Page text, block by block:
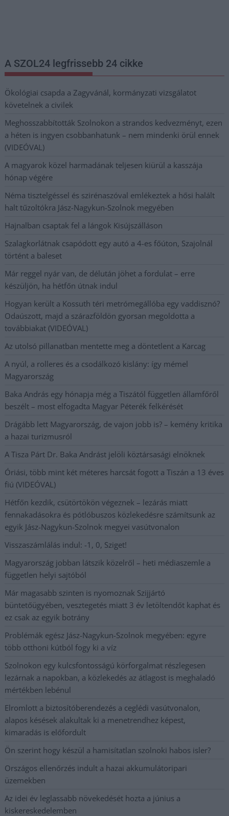
A SZOL24 legfrissebb 24 cikke
Ökológiai csapda a Zagyvánál, kormányzati vizsgálatot
követelnek a civilek
Meghosszabbították Szolnokon a strandos kedvezményt, ezen
a héten is ingyen csobbanhatunk – nem mindenki örül ennek
(VIDEÓVAL)
A magyarok közel harmadának teljesen kiürül a kasszája
hónap végére
Néma tisztelgéssel és szirénaszóval emlékeztek a hősi halált
halt tűzoltókra Jász-Nagykun-Szolnok megyében
Hajnalban csaptak fel a lángok Kisújszálláson
Szalagkorlátnak csapódott egy autó a 4-es főúton, Szajolnál
történt a baleset
Már reggel nyár van, de délután jöhet a fordulat – erre
készüljön, ha hétfőn útnak indul
Hogyan került a Kossuth téri metrómegállóba egy vaddisznó?
Odaúszott, majd a szárazföldön gyorsan megoldotta a
továbbiakat (VIDEÓVAL)
Az utolsó pillanatban mentette meg a döntetlent a Karcag
A nyúl, a rolleres és a csodálkozó kislány: így mémel
Magyarország
Baka András egy hónapja még a Tiszától független államfőről
beszélt – most elfogadta Magyar Péterék felkérését
Drágább lett Magyarország, de vajon jobb is? – kemény kritika
a hazai turizmusról
A Tisza Párt Dr. Baka Andrást jelöli köztársasági elnöknek
Óriási, több mint két méteres harcsát fogott a Tiszán a 13 éves
fiú (VIDEÓVAL)
Hétfőn kezdik, csütörtökön végeznek – lezárás miatt
fennakadásokra és pótlóbuszos közlekedésre számítsunk az
egyik Jász-Nagykun-Szolnok megyei vasútvonalon
Visszaszámlálás indul: -1, 0, Sziget!
Magyarország jobban látszik közelről – heti médiaszemle a
független helyi sajtóból
Már magasabb szinten is nyomoznak Szijjártó
büntetőügyében, vesztegetés miatt 3 év letöltendőt kaphat és
ez csak az egyik botrány
Problémák egész Jász-Nagykun-Szolnok megyében: egyre
több otthoni kútból fogy ki a víz
Szolnokon egy kulcsfontosságú körforgalmat részlegesen
lezárnak a napokban, a közlekedés az átlagost is meghaladó
mértékben lebénul
Elromlott a biztosítóberendezés a ceglédi vasútvonalon,
alapos késések alakultak ki a menetrendhez képest,
kimaradás is előfordult
Ön szerint hogy készül a hamisítatlan szolnoki habos isler?
Országos ellenőrzés indult a hazai akkumulátoripari
üzemekben
Az idei év leglassabb növekedését hozta a június a
kiskereskedelemben